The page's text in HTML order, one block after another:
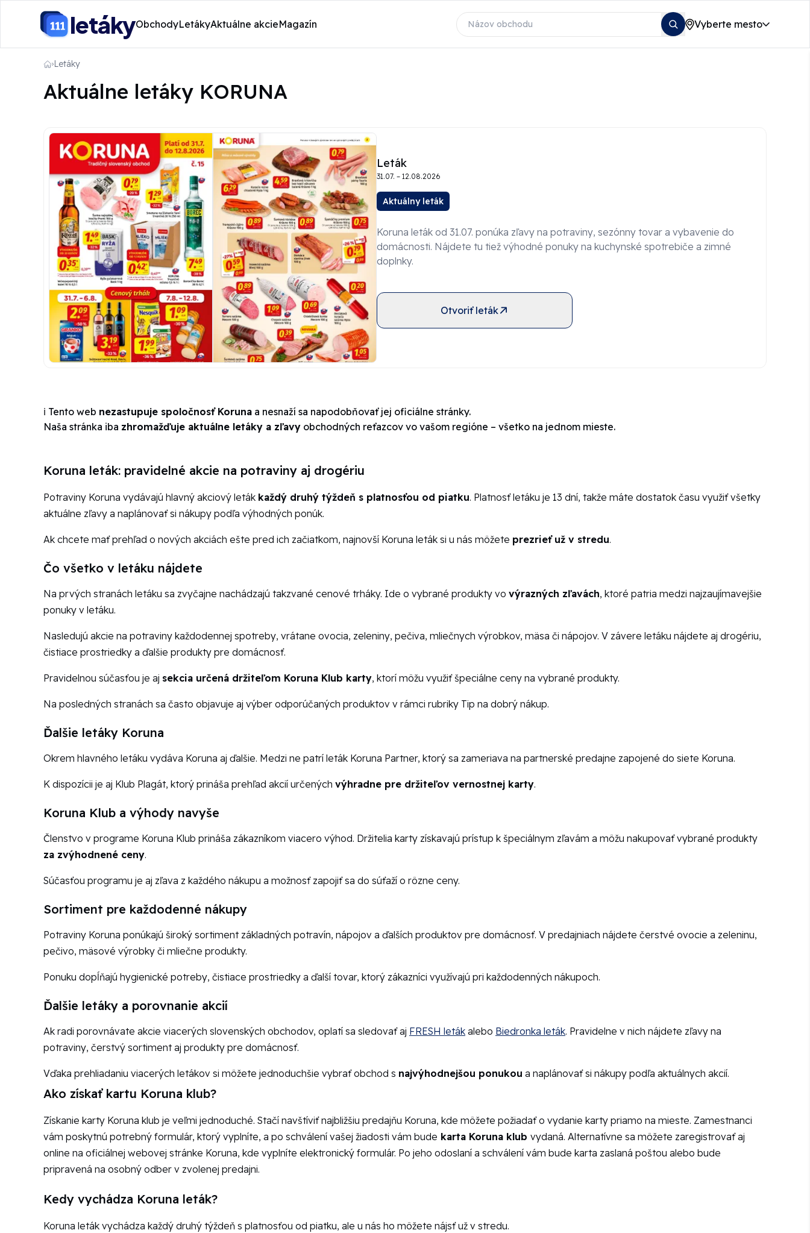
letákyObchodyLetákyAktuálne akcieMagazín Vyberte mesto
Letáky
Aktuálne letáky KORUNA
Leták
31.07. – 12.08.2026
Aktuálny leták
Koruna leták od 31.07. ponúka zľavy na potraviny, sezónny tovar a vybavenie do
domácnosti. Nájdete tu tiež výhodné ponuky na kuchynské spotrebiče a zimné
doplnky.
Otvoriť leták
ℹ️ Tento web nezastupuje spoločnosť Koruna a nesnaží sa napodobňovať jej oficiálne stránky.
Naša stránka iba zhromažďuje aktuálne letáky a zľavy obchodných reťazcov vo vašom regióne – všetko na jednom mieste.
Koruna leták: pravidelné akcie na potraviny aj drogériu
Potraviny Koruna vydávajú hlavný akciový leták každý druhý týždeň s platnosťou od piatku. Platnosť letáku je 13 dní, takže máte dostatok času využiť všetky
aktuálne zľavy a naplánovať si nákupy podľa výhodných ponúk.
Ak chcete mať prehľad o nových akciách ešte pred ich začiatkom, najnovší Koruna leták si u nás môžete prezrieť už v stredu.
Čo všetko v letáku nájdete
Na prvých stranách letáku sa zvyčajne nachádzajú takzvané cenové trháky. Ide o vybrané produkty vo výrazných zľavách, ktoré patria medzi najzaujímavejšie
ponuky v letáku.
Nasledujú akcie na potraviny každodennej spotreby, vrátane ovocia, zeleniny, pečiva, mliečnych výrobkov, mäsa či nápojov. V závere letáku nájdete aj drogériu,
čistiace prostriedky a ďalšie produkty pre domácnosť.
Pravidelnou súčasťou je aj sekcia určená držiteľom Koruna Klub karty, ktorí môžu využiť špeciálne ceny na vybrané produkty.
Na posledných stranách sa často objavuje aj výber odporúčaných produktov v rámci rubriky Tip na dobrý nákup.
Ďalšie letáky Koruna
Okrem hlavného letáku vydáva Koruna aj ďalšie. Medzi ne patrí leták Koruna Partner, ktorý sa zameriava na partnerské predajne zapojené do siete Koruna.
K dispozícii je aj Klub Plagát, ktorý prináša prehľad akcií určených výhradne pre držiteľov vernostnej karty.
Koruna Klub a výhody navyše
Členstvo v programe Koruna Klub prináša zákazníkom viacero výhod. Držitelia karty získavajú prístup k špeciálnym zľavám a môžu nakupovať vybrané produkty
za zvýhodnené ceny.
Súčasťou programu je aj zľava z každého nákupu a možnosť zapojiť sa do súťaží o rôzne ceny.
Sortiment pre každodenné nákupy
Potraviny Koruna ponúkajú široký sortiment základných potravín, nápojov a ďalších produktov pre domácnosť. V predajniach nájdete čerstvé ovocie a zeleninu,
pečivo, mäsové výrobky či mliečne produkty.
Ponuku dopĺňajú hygienické potreby, čistiace prostriedky a ďalší tovar, ktorý zákazníci využívajú pri každodenných nákupoch.
Ďalšie letáky a porovnanie akcií
Ak radi porovnávate akcie viacerých slovenských obchodov, oplatí sa sledovať aj FRESH leták alebo Biedronka leták. Pravidelne v nich nájdete zľavy na
potraviny, čerstvý sortiment aj produkty pre domácnosť.
Vďaka prehliadaniu viacerých letákov si môžete jednoduchšie vybrať obchod s najvýhodnejšou ponukou a naplánovať si nákupy podľa aktuálnych akcií.
Ako získať kartu Koruna klub?
Získanie karty Koruna klub je veľmi jednoduché. Stačí navštíviť najbližšiu predajňu Koruna, kde môžete požiadať o vydanie karty priamo na mieste. Zamestnanci
vám poskytnú potrebný formulár, ktorý vyplníte, a po schválení vašej žiadosti vám bude karta Koruna klub vydaná. Alternatívne sa môžete zaregistrovať aj
online na oficiálnej webovej stránke Koruna, kde vyplníte elektronický formulár. Po jeho odoslaní a schválení vám bude karta zaslaná poštou alebo bude
pripravená na osobný odber v zvolenej predajni.
Kedy vychádza Koruna leták?
Koruna leták vychádza každý druhý týždeň s platnosťou od piatku, ale u nás ho môžete nájsť už v stredu.